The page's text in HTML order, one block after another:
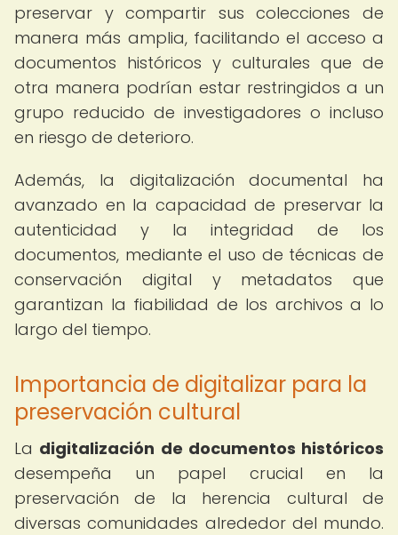
preservar y compartir sus colecciones de
manera más amplia, facilitando el acceso a
documentos históricos y culturales que de
otra manera podrían estar restringidos a un
grupo reducido de investigadores o incluso
en riesgo de deterioro.
Además, la digitalización documental ha
avanzado en la capacidad de preservar la
autenticidad y la integridad de los
documentos, mediante el uso de técnicas de
conservación digital y metadatos que
garantizan la fiabilidad de los archivos a lo
largo del tiempo.
Importancia de digitalizar para la
preservación cultural
La digitalización de documentos históricos
desempeña un papel crucial en la
preservación de la herencia cultural de
diversas comunidades alrededor del mundo.